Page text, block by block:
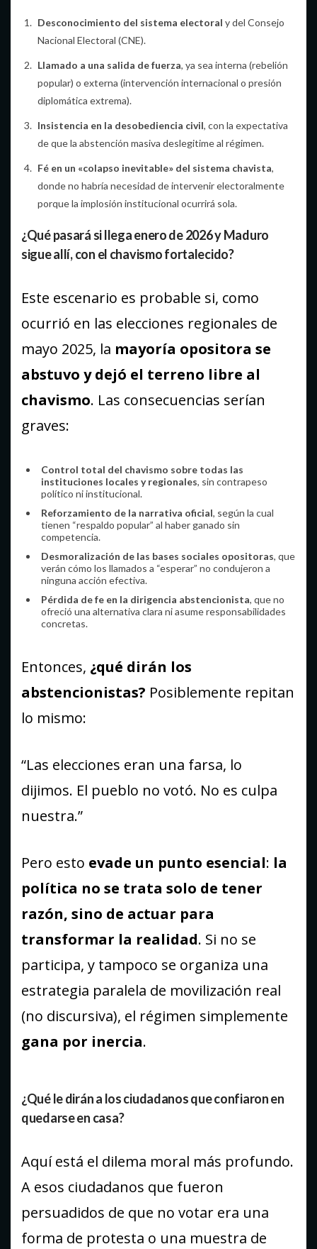
Desconocimiento del sistema electoral y del Consejo
Nacional Electoral (CNE).
Llamado a una salida de fuerza, ya sea interna (rebelión
popular) o externa (intervención internacional o presión
diplomática extrema).
Insistencia en la desobediencia civil, con la expectativa
de que la abstención masiva deslegitime al régimen.
Fé en un «colapso inevitable» del sistema chavista,
donde no habría necesidad de intervenir electoralmente
porque la implosión institucional ocurrirá sola.
¿Qué pasará si llega enero de 2026 y Maduro
sigue allí, con el chavismo fortalecido?
Este escenario es probable si, como
ocurrió en las elecciones regionales de
mayo 2025, la mayoría opositora se
abstuvo y dejó el terreno libre al
chavismo. Las consecuencias serían
graves:
Control total del chavismo sobre todas las
instituciones locales y regionales, sin contrapeso
político ni institucional.
Reforzamiento de la narrativa oficial, según la cual
tienen “respaldo popular” al haber ganado sin
competencia.
Desmoralización de las bases sociales opositoras, que
verán cómo los llamados a “esperar” no condujeron a
ninguna acción efectiva.
Pérdida de fe en la dirigencia abstencionista, que no
ofreció una alternativa clara ni asume responsabilidades
concretas.
Entonces, ¿qué dirán los
abstencionistas? Posiblemente repitan
lo mismo:
“Las elecciones eran una farsa, lo
dijimos. El pueblo no votó. No es culpa
nuestra.”
Pero esto evade un punto esencial: la
política no se trata solo de tener
razón, sino de actuar para
transformar la realidad. Si no se
participa, y tampoco se organiza una
estrategia paralela de movilización real
(no discursiva), el régimen simplemente
gana por inercia.
¿Qué le dirán a los ciudadanos que confiaron en
quedarse en casa?
Aquí está el dilema moral más profundo.
A esos ciudadanos que fueron
persuadidos de que no votar era una
forma de protesta o una muestra de